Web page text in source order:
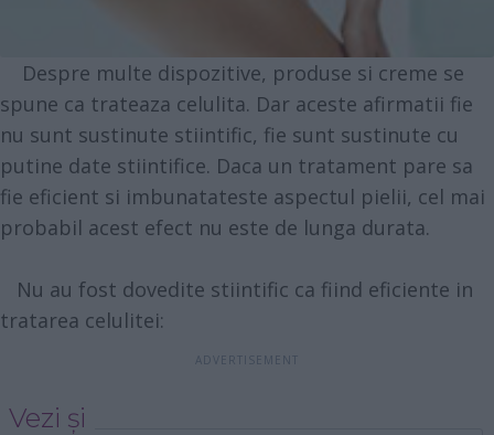
Despre multe dispozitive, produse si creme se
spune ca trateaza celulita. Dar aceste afirmatii fie
nu sunt sustinute stiintific, fie sunt sustinute cu
putine date stiintifice. Daca un tratament pare sa
fie eficient si imbunatateste aspectul pielii, cel mai
probabil acest efect nu este de lunga durata.
Nu au fost dovedite stiintific ca fiind eficiente in
tratarea celulitei:
Vezi și